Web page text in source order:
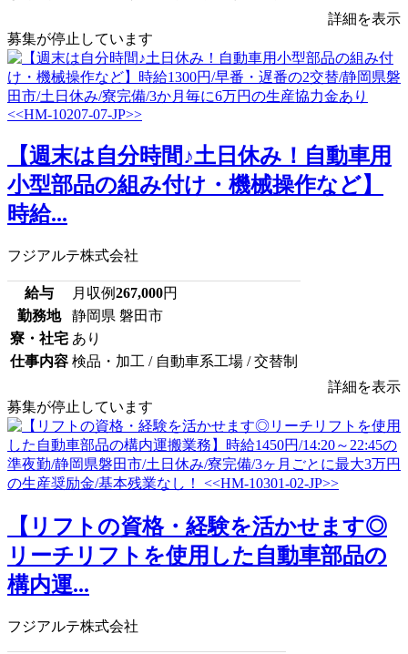
詳細を表示
募集が停止しています
【週末は自分時間♪土日休み！自動車用
小型部品の組み付け・機械操作など】
時給...
フジアルテ株式会社
給与 月収例267,000円
勤務地
静岡県 磐田市
寮・社宅 あり
仕事内容 検品・加工 / 自動車系工場 / 交替制
詳細を表示
募集が停止しています
【リフトの資格・経験を活かせます◎
リーチリフトを使用した自動車部品の
構内運...
フジアルテ株式会社